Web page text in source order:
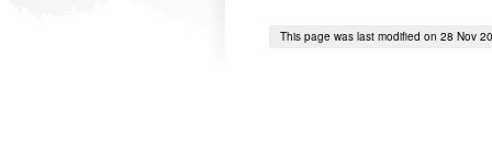
This page was last modified on 28 Nov